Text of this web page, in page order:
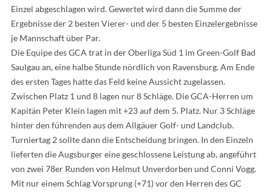
Einzel abgeschlagen wird. Gewertet wird dann die Summe der
Ergebnisse der 2 besten Vierer- und der 5 besten Einzelergebnisse
je Mannschaft über Par.
Die Equipe des GCA trat in der Oberliga Süd 1 im Green-Golf Bad
Saulgau an, eine halbe Stunde nördlich von Ravensburg. Am Ende
des ersten Tages hatte das Feld keine Aussicht zugelassen.
Zwischen Platz 1 und 8 lagen nur 8 Schläge. Die GCA-Herren um
Kapitän Peter Klein lagen mit +23 auf dem 5. Platz. Nur 3 Schläge
hinter den führenden aus dem Allgäuer Golf- und Landclub.
Turniertag 2 sollte dann die Entscheidung bringen. In den Einzeln
lieferten die Augsburger eine geschlossene Leistung ab, angeführt
von zwei 78er Runden von Helmut Unverdorben und Conni Vogg.
Mit nur einem Schlag Vorsprung (+71) vor den Herren des GC